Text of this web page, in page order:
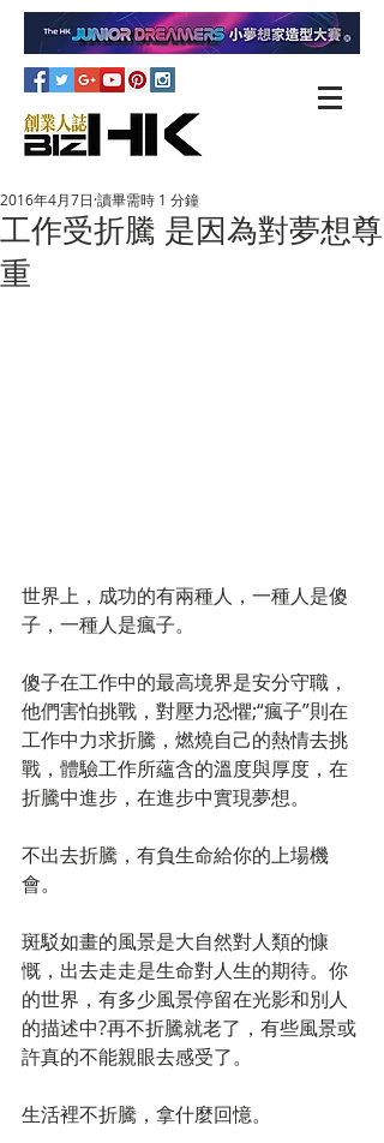
工作受折騰 是因為對夢想尊
重
2016年4月7日 讀畢需時 1 分鐘
世界上，成功的有兩種人，一種人是傻
子，一種人是瘋子。
傻子在工作中的最高境界是安分守職，
他們害怕挑戰，對壓力恐懼;“瘋子”則在
工作中力求折騰，燃燒自己的熱情去挑
戰，體驗工作所蘊含的溫度與厚度，在
折騰中進步，在進步中實現夢想。
不出去折騰，有負生命給你的上場機
會。
斑駁如畫的風景是大自然對人類的慷
慨，出去走走是生命對人生的期待。你
的世界，有多少風景停留在光影和別人
的描述中?再不折騰就老了，有些風景或
許真的不能親眼去感受了。
生活裡不折騰，拿什麼回憶。